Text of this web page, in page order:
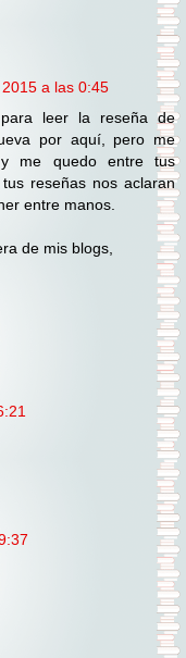
a las 0:45
leer la reseña de
por aquí, pero me
me quedo entre tus
reseñas nos aclaran
entre manos.
de mis blogs,